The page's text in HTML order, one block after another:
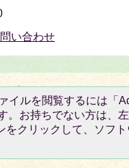
い合わせ
イルを閲覧するには「
。お持ちでない方は、
をクリックして、ソフ